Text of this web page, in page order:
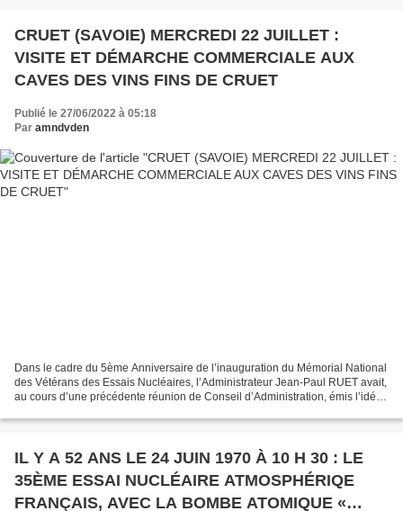
CRUET (SAVOIE) MERCREDI 22 JUILLET :
VISITE ET DÉMARCHE COMMERCIALE AUX
CAVES DES VINS FINS DE CRUET
Publié le 27/06/2022 à 05:18
Par amndvden
Dans le cadre du 5ème Anniversaire de l’inauguration du Mémorial National
des Vétérans des Essais Nucléaires, l’Administrateur Jean-Paul RUET avait,
au cours d’une précédente réunion de Conseil d’Administration, émis l’idée
IL Y A 52 ANS LE 24 JUIN 1970 À 10 H 30 : LE
35ÈME ESSAI NUCLÉAIRE ATMOSPHÉRIQE
FRANÇAIS, AVEC LA BOMBE ATOMIQUE «